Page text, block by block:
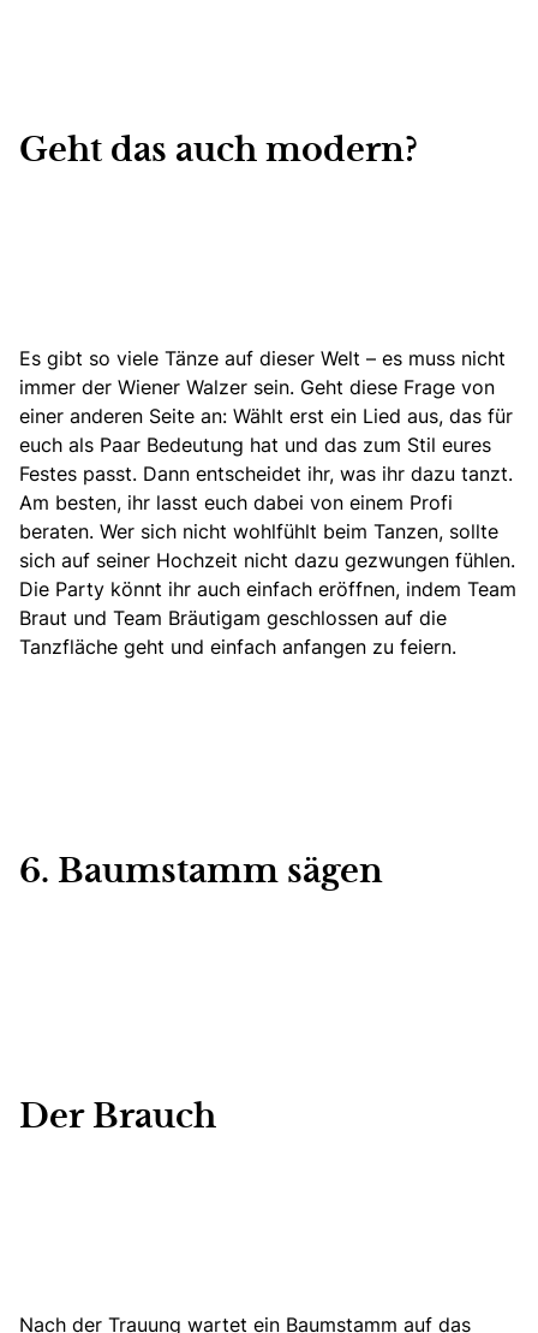
Geht das auch modern?
Es gibt so viele Tänze auf dieser Welt – es muss nicht
immer der Wiener Walzer sein. Geht diese Frage von
einer anderen Seite an: Wählt erst ein Lied aus, das für
euch als Paar Bedeutung hat und das zum Stil eures
Festes passt. Dann entscheidet ihr, was ihr dazu tanzt.
Am besten, ihr lasst euch dabei von einem Profi
beraten. Wer sich nicht wohlfühlt beim Tanzen, sollte
sich auf seiner Hochzeit nicht dazu gezwungen fühlen.
Die Party könnt ihr auch einfach eröffnen, indem Team
Braut und Team Bräutigam geschlossen auf die
Tanzfläche geht und einfach anfangen zu feiern.
6. Baumstamm sägen
Der Brauch
Nach der Trauung wartet ein Baumstamm auf das